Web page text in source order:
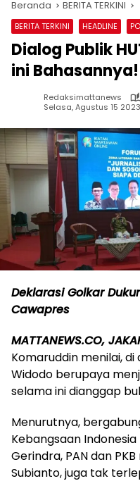
Beranda BERITA TERKINI
BERITA TERKINI HEADLINE
Dialog Publik
ini Bahasannya!
Redaksimattanews
Selasa, Agustus 15
Deklarasi Golkar
Cawapres
MATTANEWS.CO,
Komaruddin menilai,
Widodo berupaya
selama ini dianggap
Menurutnya,
Kebangsaan
Gerindra, PAN dan
Subianto, juga tak